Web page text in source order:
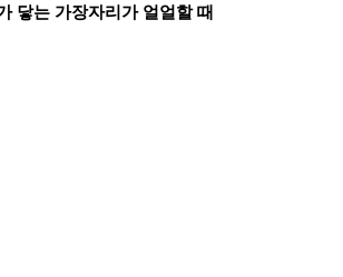
닿는 가장자리가 얼얼할 때